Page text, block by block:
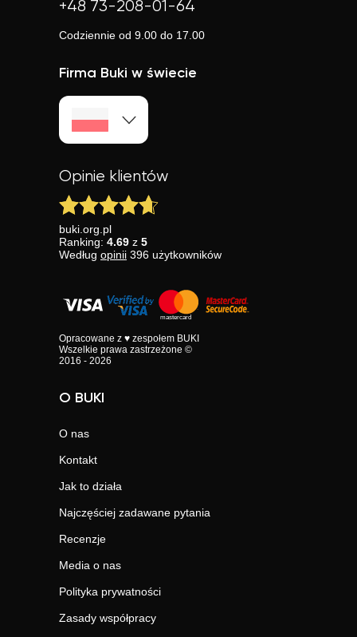
+48 73-208-01-64
Codziennie od 9.00 do 17.00
Firma Buki w świecie
Opinie klientów
buki.org.pl
Ranking: 4.69 z 5
Według opinii 396 użytkowników
Opracowane z ♥ zespołem BUKI
Wszelkie prawa zastrzeżone ©
2016 - 2026
O BUKI
O nas
Kontakt
Jak to działa
Najczęściej zadawane pytania
Recenzje
Media o nas
Polityka prywatności
Zasady współpracy